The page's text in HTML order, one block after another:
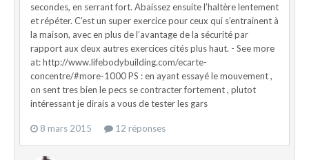
secondes, en serrant fort. Abaissez ensuite l’haltère lentement
et répéter. C’est un super exercice pour ceux qui s’entrainent à
la maison, avec en plus de l’avantage de la sécurité par
rapport aux deux autres exercices cités plus haut. - See more
at: http://www.lifebodybuilding.com/ecarte-
concentre/#more-1000 PS : en ayant essayé le mouvement ,
on sent tres bien le pecs se contracter fortement , plutot
intéressant je dirais a vous de tester les gars
8 mars 2015 12 réponses